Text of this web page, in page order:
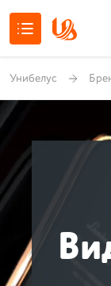
Унибелус